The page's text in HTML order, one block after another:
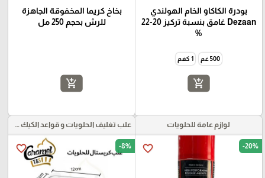
بودرة الكاكاو الخام الهولندي
Dezaan غامق بنسبة تركيز 20-22
%
500 غم 1 كغم
add_shopping_cart
بخاخ كريما المخفوقة الجاهزة
للرش بحجم 250 مل
add_shopping_cart
لوازم عامة للحلويات
favorite_border -20%
علب تغليف الحلويات و قواعد الكيك و علب بلاستيكية بأنواعها
favorite_border -8%